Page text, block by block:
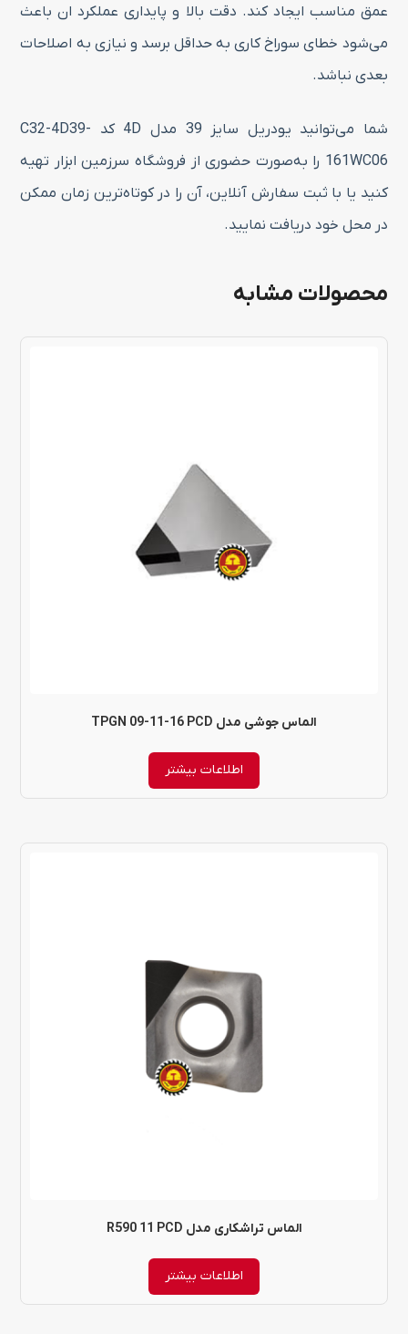
عمق مناسب ایجاد کند. دقت بالا و پایداری عملکرد ان باعث
می‌شود خطای سوراخ‌ کاری به حداقل برسد و نیازی به اصلاحات
بعدی نباشد.
شما می‌توانید یودریل سایز 39 مدل 4D کد C32-4D39-
161WC06 را به‌صورت حضوری از فروشگاه سرزمین ابزار تهیه
کنید یا با ثبت سفارش آنلاین، آن را در کوتاه‌ترین زمان ممکن
در محل خود دریافت نمایید.
محصولات مشابه
الماس جوشی مدل TPGN 09-11-16 PCD
اطلاعات بیشتر
الماس تراشکاری مدل R590 11 PCD
اطلاعات بیشتر